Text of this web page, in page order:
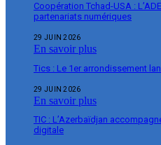
Coopération Tchad-USA :
partenariats numériques
29 JUIN 2026
En savoir plus
Tics : Le 1er arrondissement
29 JUIN 2026
En savoir plus
TIC : L’Azerbaïdjan
digitale